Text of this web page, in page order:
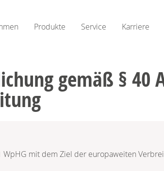
Produkte Service Karriere
gemäß § 40
WpHG mit dem Ziel der europaweiten